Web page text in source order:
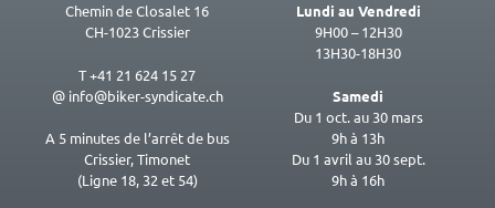
Chemin de Closalet 16
CH-1023 Crissier
T +41 21 624 15 27
@ info@biker-syndicate.ch
A 5 minutes de l’arrêt de bus
Crissier, Timonet
(Ligne 18, 32 et 54)
Lundi au Vendredi
9H00 – 12H30
13H30-18H30
Samedi
Du 1 oct. au 30 mars
9h à 13h
Du 1 avril au 30 sept.
9h à 16h